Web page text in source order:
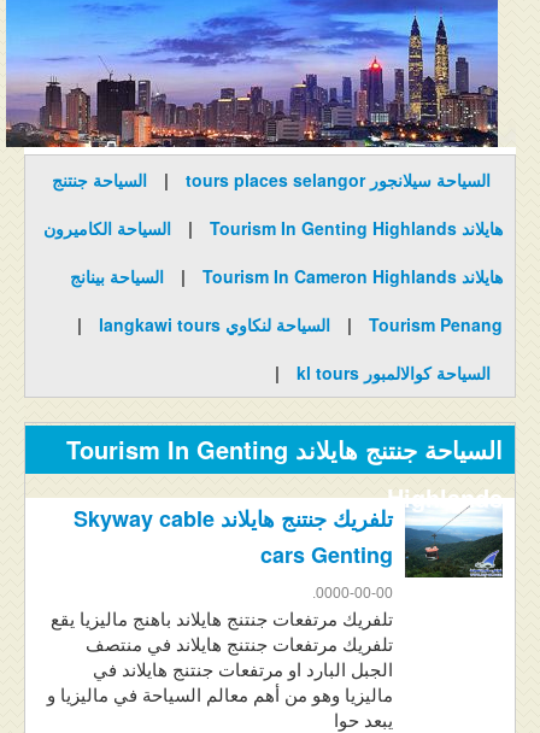
المنتدى
دليل ماليزيا
فنادق ماليزيا
الاماكن السياحية ماليزيا
عروض السياحة ماليزيا
مواصلات ماليزيا
كيفية الحجز
من نحن
السياحة سيلانجور tours places selangor |
السياحة جنتنج
هايلاند Tourism In Genting Highlands
|
السياحة الكاميرون
هايلاند Tourism In Cameron Highlands
|
السياحة بينانج
Tourism Penang
| السياحة لنكاوي langkawi tours
|
السياحة كوالالمبور kl tours
|
السياحة جنتنج هايلاند Tourism In Genting
Highlands
تلفريك جنتنج هايلاند Skyway cable
cars Genting
0000-00-00.
تلفريك مرتفعات جنتنج هايلاند باهنج ماليزيا يقع
تلفريك مرتفعات جنتنج هايلاند في منتصف
الجبل البارد او مرتفعات جنتنج هايلاند في
ماليزيا وهو من أهم معالم السياحة في ماليزيا و
يبعد حوا